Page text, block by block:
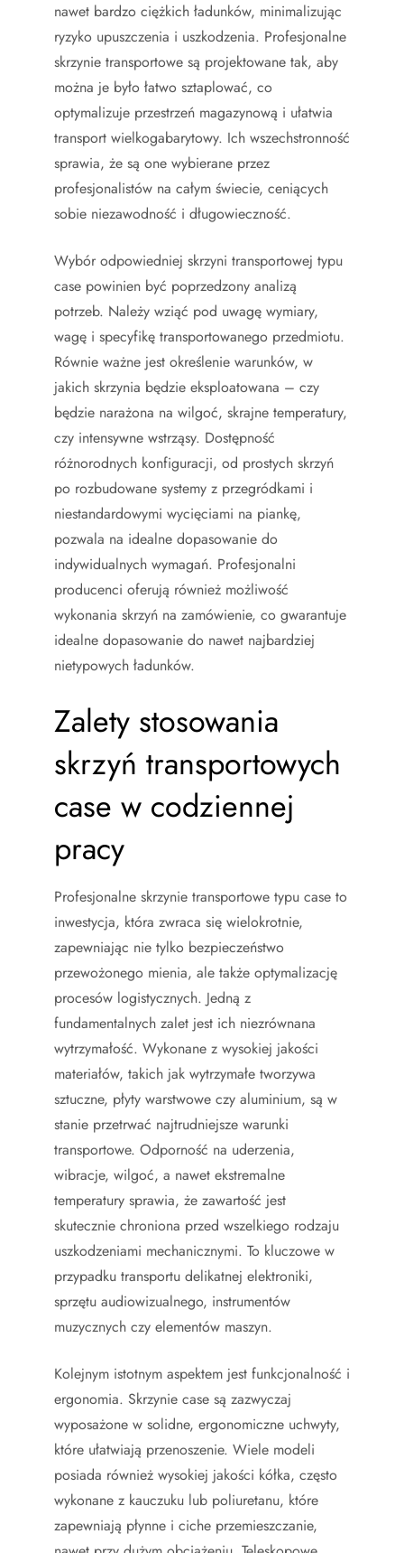
nawet bardzo ciężkich ładunków, minimalizując
ryzyko upuszczenia i uszkodzenia. Profesjonalne
skrzynie transportowe są projektowane tak, aby
można je było łatwo sztaplować, co
optymalizuje przestrzeń magazynową i ułatwia
transport wielkogabarytowy. Ich wszechstronność
sprawia, że są one wybierane przez
profesjonalistów na całym świecie, ceniących
sobie niezawodność i długowieczność.
Wybór odpowiedniej skrzyni transportowej typu
case powinien być poprzedzony analizą
potrzeb. Należy wziąć pod uwagę wymiary,
wagę i specyfikę transportowanego przedmiotu.
Równie ważne jest określenie warunków, w
jakich skrzynia będzie eksploatowana – czy
będzie narażona na wilgoć, skrajne temperatury,
czy intensywne wstrząsy. Dostępność
różnorodnych konfiguracji, od prostych skrzyń
po rozbudowane systemy z przegródkami i
niestandardowymi wycięciami na piankę,
pozwala na idealne dopasowanie do
indywidualnych wymagań. Profesjonalni
producenci oferują również możliwość
wykonania skrzyń na zamówienie, co gwarantuje
idealne dopasowanie do nawet najbardziej
nietypowych ładunków.
Zalety stosowania
skrzyń transportowych
case w codziennej
pracy
Profesjonalne skrzynie transportowe typu case to
inwestycja, która zwraca się wielokrotnie,
zapewniając nie tylko bezpieczeństwo
przewożonego mienia, ale także optymalizację
procesów logistycznych. Jedną z
fundamentalnych zalet jest ich niezrównana
wytrzymałość. Wykonane z wysokiej jakości
materiałów, takich jak wytrzymałe tworzywa
sztuczne, płyty warstwowe czy aluminium, są w
stanie przetrwać najtrudniejsze warunki
transportowe. Odporność na uderzenia,
wibracje, wilgoć, a nawet ekstremalne
temperatury sprawia, że zawartość jest
skutecznie chroniona przed wszelkiego rodzaju
uszkodzeniami mechanicznymi. To kluczowe w
przypadku transportu delikatnej elektroniki,
sprzętu audiowizualnego, instrumentów
muzycznych czy elementów maszyn.
Kolejnym istotnym aspektem jest funkcjonalność i
ergonomia. Skrzynie case są zazwyczaj
wyposażone w solidne, ergonomiczne uchwyty,
które ułatwiają przenoszenie. Wiele modeli
posiada również wysokiej jakości kółka, często
wykonane z kauczuku lub poliuretanu, które
zapewniają płynne i ciche przemieszczanie,